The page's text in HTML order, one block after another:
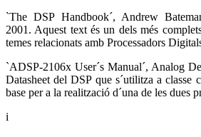
`The DSP Handbook´, Andrew
2001. Aquest text és un dels més
temes relacionats amb Processadors
`ADSP-2106x User´s Manual´, Analog
Datasheet del DSP que s´utilitza a classe
base per a la realització d´una de les dues
i